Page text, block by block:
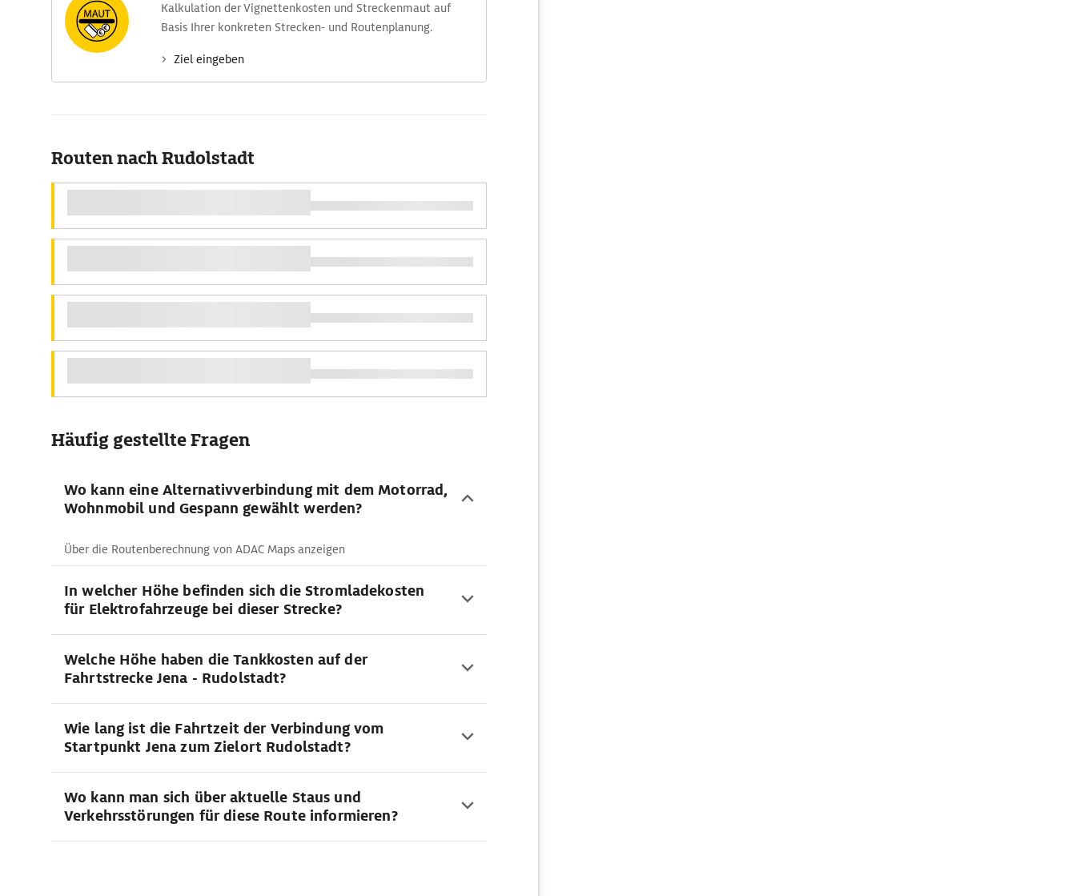
Kalkulation der Vignettenkosten und Streckenmaut auf
Basis Ihrer konkreten Strecken- und Routenplanung.
Ziel eingeben
Routen nach Rudolstadt
Häufig gestellte Fragen
Wo kann eine Alternativverbindung mit dem Motorrad,
Wohnmobil und Gespann gewählt werden?
Über die Routenberechnung von ADAC Maps anzeigen
In welcher Höhe befinden sich die Stromladekosten
für Elektrofahrzeuge bei dieser Strecke?
Welche Höhe haben die Tankkosten auf der
Fahrtstrecke Jena - Rudolstadt?
Wie lang ist die Fahrtzeit der Verbindung vom
Startpunkt Jena zum Zielort Rudolstadt?
Wo kann man sich über aktuelle Staus und
Verkehrsstörungen für diese Route informieren?